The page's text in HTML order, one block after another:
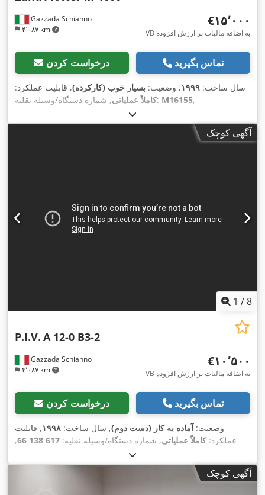
Gazzada Schianno
۴٬۰۸۷ km
‎€۱۵٬۰۰۰
VB به اضافه مالیات بر ارزش افزوده
درخواست کردن تماس بگیرید
سال ساخت: ۱۹۹۹, وضعیت: بسیار خوب (کارکرده), قابلیت عملکرد:
کاملاً عملیاتی, شماره دستگاه/وسیله نقلیه: M16155,
آگهی کوچک
1 /8
Gazzada Schianno
۴٬۰۸۷ km
P.I.V. A 12-0 B3-2
‎€۱۰٬۵۰۰
VB به اضافه مالیات بر ارزش افزوده
درخواست کردن تماس بگیرید
وضعیت: آماده به کار (دست دوم), سال ساخت: ۱۹۹۸, قابلیت
عملکرد:کاملاً عملیاتی, شماره دستگاه/وسیله نقلیه: 617 138 66
,
, طول کل:
میلی‌متر, عرض کل:۳٬۱۰۰ میلی‌متر , ارتفاع کل:۲٬۰۰۰ میلی‌متر ,
آگهی کوچک